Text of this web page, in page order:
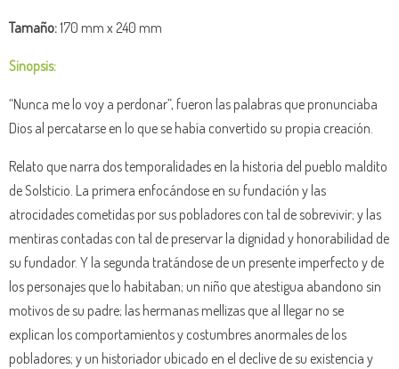
Tamaño:170 mm x 240 mm
Sinopsis:
“Nunca me lo voy a perdonar”, fueron las palabras que pronunciaba
Dios al percatarse en lo que se había convertido su propia creación.
Relato que narra dos temporalidades en la historia del pueblo maldito
de Solsticio. La primera enfocándose en su fundación y las
atrocidades cometidas por sus pobladores con tal de sobrevivir; y las
mentiras contadas con tal de preservar la dignidad y honorabilidad de
su fundador. Y la segunda tratándose de un presente imperfecto y de
los personajes que lo habitaban; un niño que atestigua abandono sin
motivos de su padre; las hermanas mellizas que al llegar no se
explican los comportamientos y costumbres anormales de los
pobladores; y un historiador ubicado en el declive de su existencia y